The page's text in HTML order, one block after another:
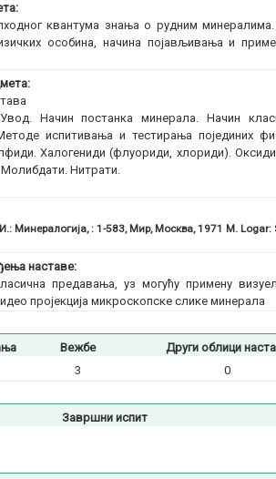
квантума знања о рудним
особина, начинa појављивања и
Увод. Начин постанка минерала. Начин
испитивања и тестирања појединих
Халогениди (флуориди, хлориди).
Нитрати.
И.: Минералогија, : 1-583, Мир, Москва, 1971 M.
наставе:
предавања, уз могућу примену
пројекција микроскопске слике минерала
Вежбе Други облици
3 0
Завршни испит